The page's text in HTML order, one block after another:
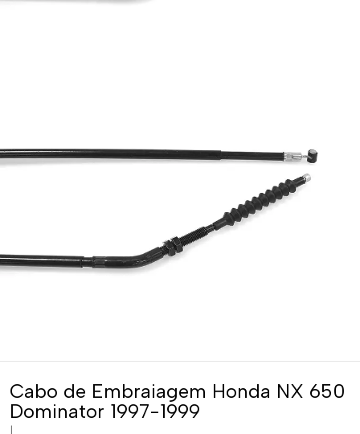
Cabo de Embraiagem Honda NX 650
Dominator 1997-1999